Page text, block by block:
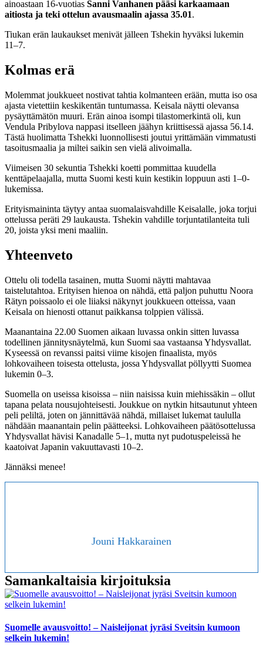
ainoastaan 16-vuotias Sanni Vanhanen pääsi karkaamaan
aitiosta ja teki ottelun avausmaalin ajassa 35.01.
Tiukan erän laukaukset menivät jälleen Tshekin hyväksi lukemin
11–7.
Kolmas erä
Molemmat joukkueet nostivat tahtia kolmanteen erään, mutta iso osa
ajasta vietettiin keskikentän tuntumassa. Keisala näytti olevansa
pysäyttämätön muuri. Erän ainoa isompi tilastomerkintä oli, kun
Vendula Pribylova nappasi itselleen jäähyn kriittisessä ajassa 56.14.
Tästä huolimatta Tshekki luonnollisesti joutui yrittämään vimmatusti
tasoitusmaalia ja miltei saikin sen vielä alivoimalla.
Viimeisen 30 sekuntia Tshekki koetti pommittaa kuudella
kenttäpelaajalla, mutta Suomi kesti kuin kestikin loppuun asti 1–0-
lukemissa.
Erityismaininta täytyy antaa suomalaisvahdille Keisalalle, joka torjui
ottelussa peräti 29 laukausta. Tshekin vahdille torjuntatilanteita tuli
20, joista yksi meni maaliin.
Yhteenveto
Ottelu oli todella tasainen, mutta Suomi näytti mahtavaa
taistelutahtoa. Erityisen hienoa on nähdä, että paljon puhuttu Noora
Rätyn poissaolo ei ole liiaksi näkynyt joukkueen otteissa, vaan
Keisala on hienosti ottanut paikkansa tolppien välissä.
Maanantaina 22.00 Suomen aikaan luvassa onkin sitten luvassa
todellinen jännitysnäytelmä, kun Suomi saa vastaansa Yhdysvallat.
Kyseessä on revanssi paitsi viime kisojen finaalista, myös
lohkovaiheen toisesta ottelusta, jossa Yhdysvallat pöllyytti Suomea
lukemin 0–3.
Suomella on useissa kisoissa – niin naisissa kuin miehissäkin – ollut
tapana pelata nousujohteisesti. Joukkue on nytkin hitsautunut yhteen
peli peliltä, joten on jännittävää nähdä, millaiset lukemat taululla
nähdään maanantain pelin päätteeksi. Lohkovaiheen päätösottelussa
Yhdysvallat hävisi Kanadalle 5–1, mutta nyt pudotuspeleissä he
kaatoivat Japanin vakuuttavasti 10–2.
Jännäksi menee!
Jouni Hakkarainen
Samankaltaisia kirjoituksia
Suomelle avausvoitto! – Naisleijonat jyräsi Sveitsin kumoon
selkein lukemin!